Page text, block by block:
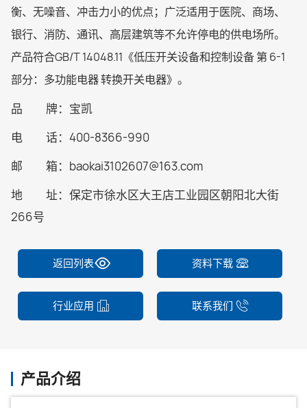
衡、无噪音、冲击力小的优点；广泛适用于医院、商场、
银行、消防、通讯、高层建筑等不允许停电的供电场所。
产品符合GB/T 14048.11《低压开关设备和控制设备 第 6-1
部分：多功能电器 转换开关电器》。
品 牌：宝凯
电 话：400-8366-990
邮 箱：baokai3102607@163.com
地 址：保定市徐水区大王店工业园区朝阳北大街
266号
返回列表 资料下载
行业应用 联系我们
产品介绍